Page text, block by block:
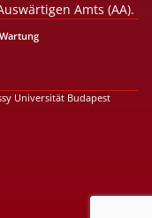
Amts (AA).
Universität Budapest